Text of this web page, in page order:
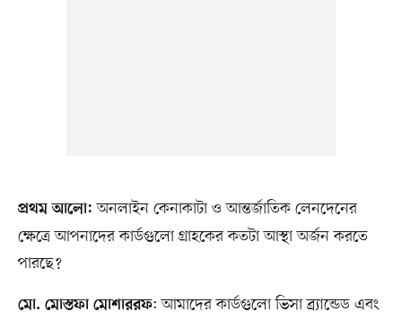
প্রথম আলো: অনলাইন কেনাকাটা ও আন্তর্জাতিক লেনদেনের
ক্ষেত্রে আপনাদের কার্ডগুলো গ্রাহকের কতটা আস্থা অর্জন করতে
পারছে?
মো. মোস্তফা মোশাররফ: আমাদের কার্ডগুলো ভিসা ব্র্যান্ডেড এবং